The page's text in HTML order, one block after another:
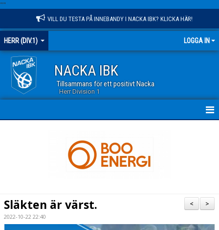
""
VILL DU TESTA PÅ INNEBANDY I NACKA IBK? KLICKA HÄR!
HERR (DIV.1) LOGGA IN
NACKA IBK
Tillsammans för ett positivt Nacka
Herr Division 1
GÄSTBOK
>
<
Släkten är värst.
2022-10-22 22:40